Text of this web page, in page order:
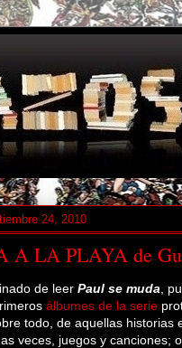
24, 2010
A LA PLAYA de
de leer Paul se muda ,
álbumes de la serie
todo, de aquellas historias
veces, juegos y canciones;